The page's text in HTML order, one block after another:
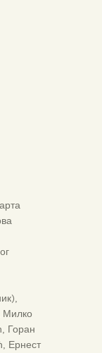
Милко
Горан
Ернест